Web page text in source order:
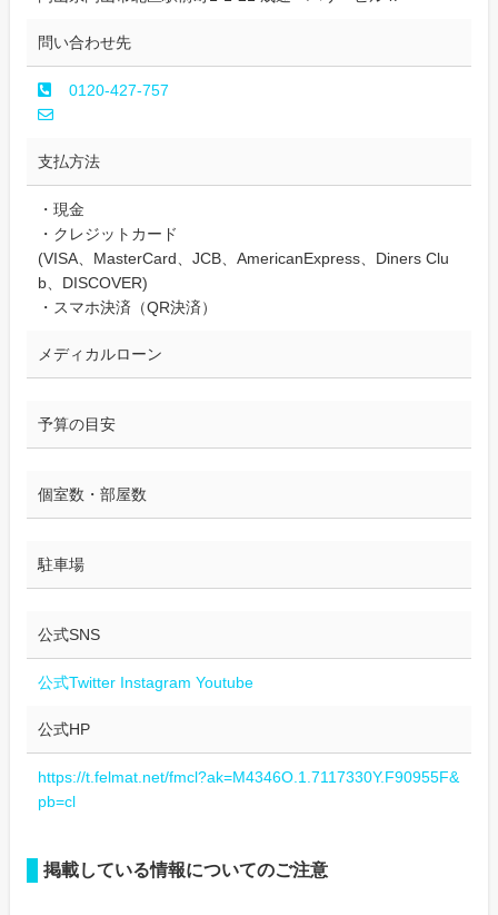
問い合わせ先
0120-427-757
支払方法
・現金
・クレジットカード
(VISA、MasterCard、JCB、AmericanExpress、Diners Clu
b、DISCOVER)
・スマホ決済（QR決済）
メディカルローン
予算の目安
個室数・部屋数
駐車場
公式SNS
公式Twitter Instagram Youtube
公式HP
https://t.felmat.net/fmcl?ak=M4346O.1.7117330Y.F90955F&
pb=cl
掲載している情報についてのご注意